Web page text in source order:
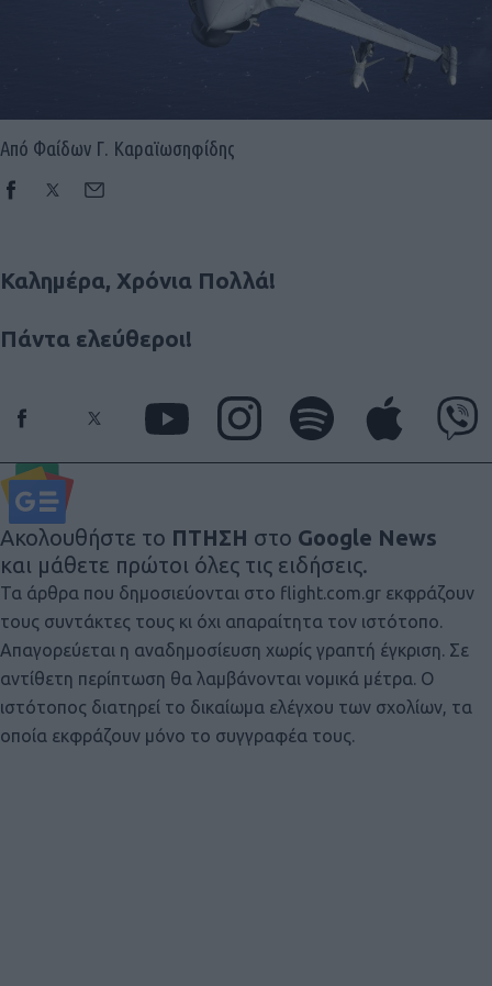
Από Φαίδων Γ. Καραϊωσηφίδης
Καλημέρα, Χρόνια Πολλά!
Πάντα ελεύθεροι!
Ακολουθήστε το ΠΤΗΣΗ στο Google News
και μάθετε πρώτοι όλες τις ειδήσεις.
Τα άρθρα που δημοσιεύονται στο flight.com.gr εκφράζουν
τους συντάκτες τους κι όχι απαραίτητα τον ιστότοπο.
Απαγορεύεται η αναδημοσίευση χωρίς γραπτή έγκριση. Σε
αντίθετη περίπτωση θα λαμβάνονται νομικά μέτρα. Ο
ιστότοπος διατηρεί το δικαίωμα ελέγχου των σχολίων, τα
οποία εκφράζουν μόνο το συγγραφέα τους.